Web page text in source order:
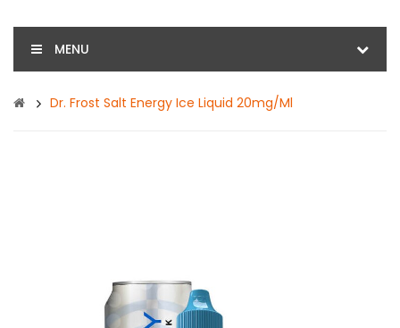
MENU
Dr. Frost Salt Energy Ice Liquid 20mg/ml